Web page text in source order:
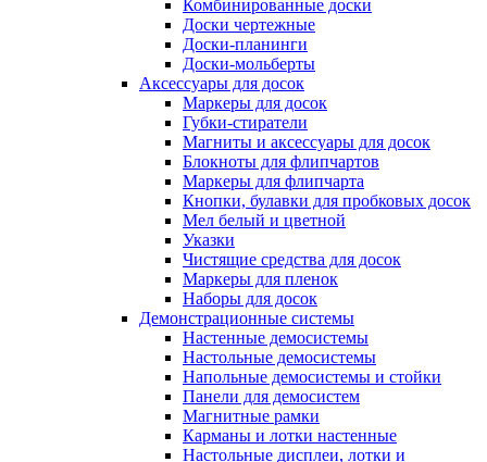
Комбинированные доски
Доски чертежные
Доски-планинги
Доски-мольберты
Аксессуары для досок
Маркеры для досок
Губки-стиратели
Магниты и аксессуары для досок
Блокноты для флипчартов
Маркеры для флипчарта
Кнопки, булавки для пробковых досок
Мел белый и цветной
Указки
Чистящие средства для досок
Маркеры для пленок
Наборы для досок
Демонстрационные системы
Настенные демосистемы
Настольные демосистемы
Напольные демосистемы и стойки
Панели для демосистем
Магнитные рамки
Карманы и лотки настенные
Настольные дисплеи, лотки и